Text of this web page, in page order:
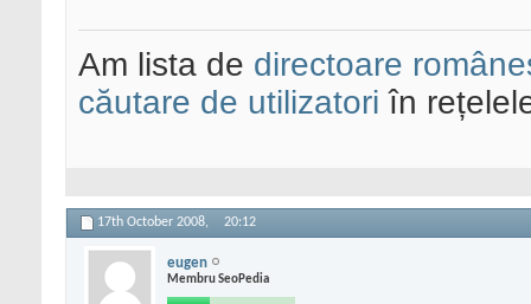
Am lista de directoare
căutare de utilizatori în
17th October 2008, 20:12
eugen
Membru SeoPedia